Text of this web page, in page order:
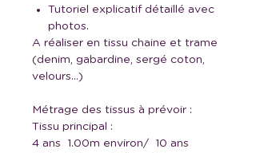
Tutoriel explicatif détaillé avec
photos.
A réaliser en tissu chaine et trame
(denim, gabardine, sergé coton,
velours…)
Métrage des tissus à prévoir :
Tissu principal :
4 ans 1.00m environ/ 10 ans